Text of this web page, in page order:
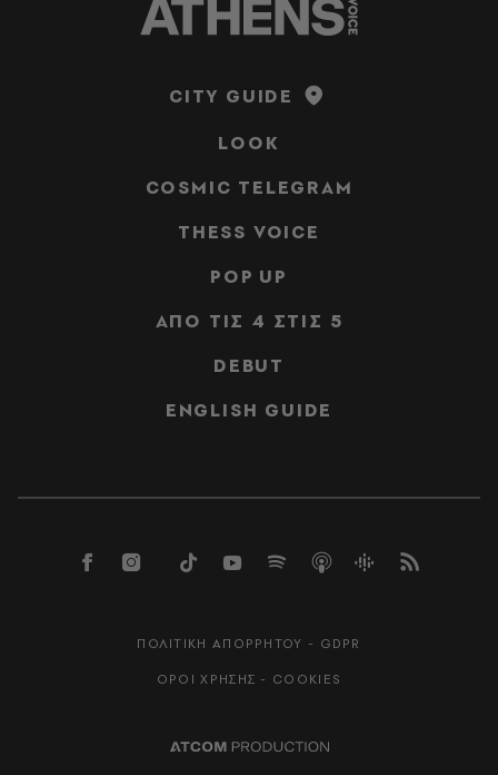
CITY GUIDE
LOOK
COSMIC TELEGRAM
THESS VOICE
POP UP
ΑΠΟ ΤΙΣ 4 ΣΤΙΣ 5
DEBUT
ENGLISH GUIDE
ΠΟΛΙΤΙΚΗ ΑΠΟΡΡΗΤΟΥ - GDPR
ΟΡΟΙ ΧΡΗΣΗΣ - COOKIES